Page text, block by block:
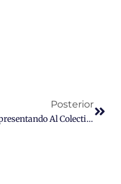
Posterior
Representando Al Colectivo